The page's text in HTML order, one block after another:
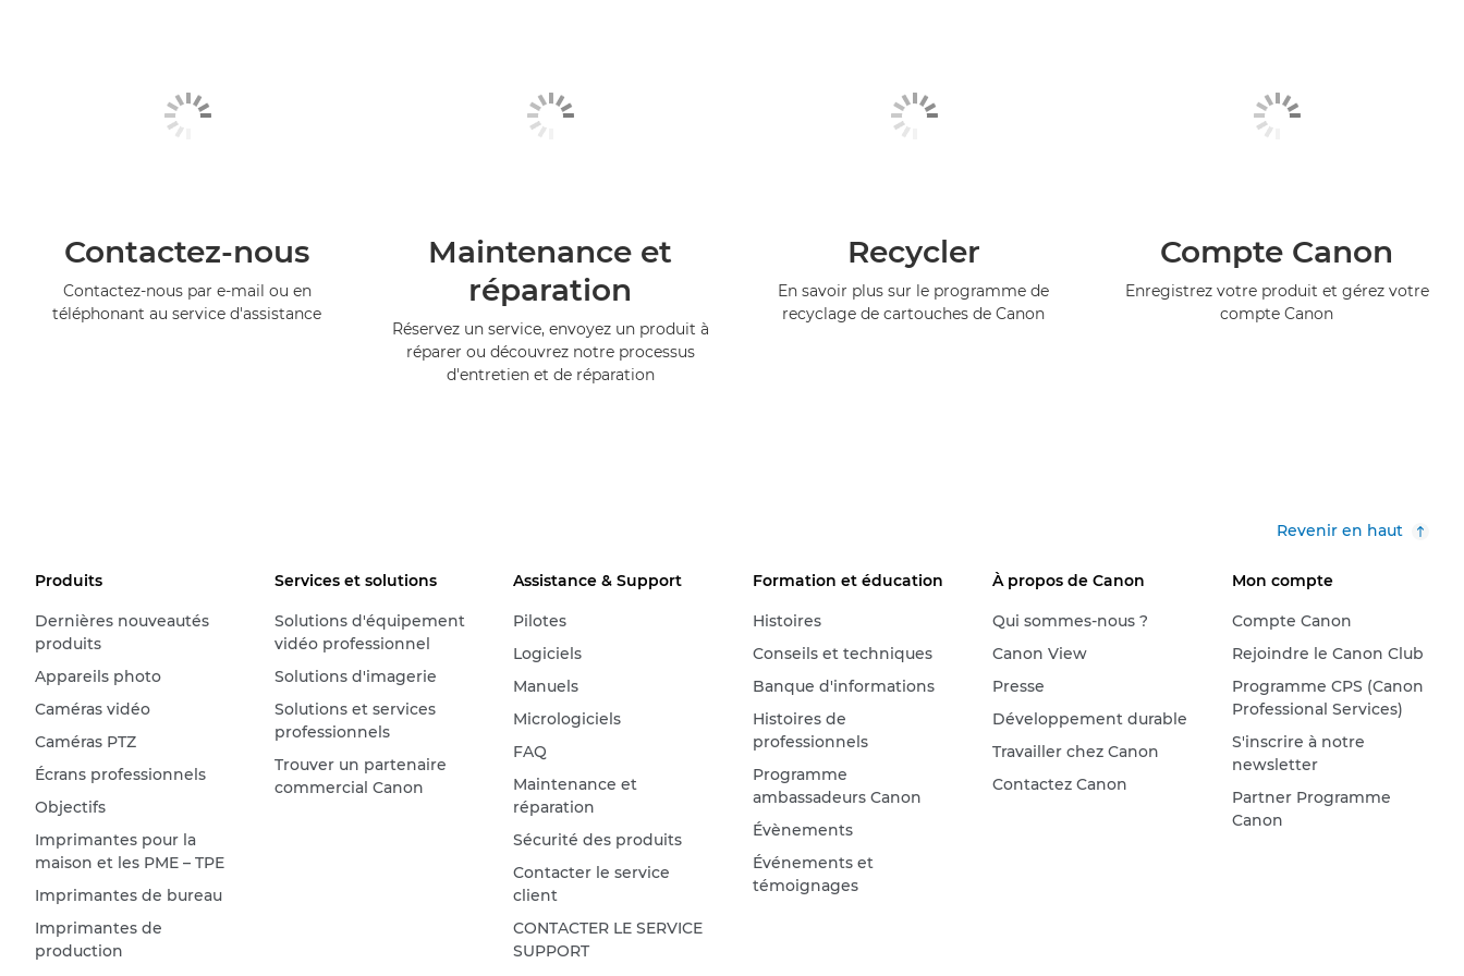
Contactez-nous
Contactez-nous par e-mail ou en
téléphonant au service d'assistance
Maintenance et
réparation
Réservez un service, envoyez un produit à
réparer ou découvrez notre processus
d'entretien et de réparation
Recycler
En savoir plus sur le programme de
recyclage de cartouches de Canon
Compte Canon
Enregistrez votre produit et gérez votre
compte Canon
Revenir en haut
Produits
Dernières nouveautés
produits
Appareils photo
Caméras vidéo
Caméras PTZ
Écrans professionnels
Objectifs
Imprimantes pour la
maison et les PME – TPE
Imprimantes de bureau
Imprimantes de
production
Services et solutions
Solutions d'équipement
vidéo professionnel
Solutions d'imagerie
Solutions et services
professionnels
Trouver un partenaire
commercial Canon
Assistance & Support
Pilotes
Logiciels
Manuels
Micrologiciels
FAQ
Maintenance et
réparation
Sécurité des produits
Contacter le service
client
CONTACTER LE SERVICE
SUPPORT
Formation et éducation
Histoires
Conseils et techniques
Banque d'informations
Histoires de
professionnels
Programme
ambassadeurs Canon
Évènements
Événements et
témoignages
À propos de Canon
Qui sommes-nous ?
Canon View
Presse
Développement durable
Travailler chez Canon
Contactez Canon
Mon compte
Compte Canon
Rejoindre le Canon Club
Programme CPS (Canon
Professional Services)
S'inscrire à notre
newsletter
Partner Programme
Canon